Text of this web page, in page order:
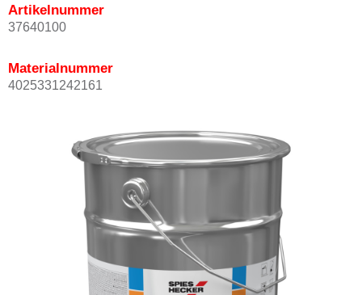
Artikelnummer
37640100
Materialnummer
4025331242161